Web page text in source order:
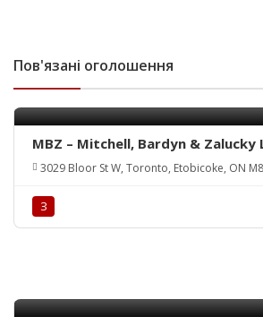
Пов'язані оголошення
MBZ – Mitchell, Bardyn & Zalucky
3029 Bloor St W, Toronto, Etobicoke, ON
З